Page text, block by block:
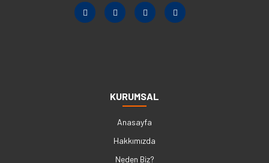
KURUMSAL
Anasayfa
Hakkımızda
Neden Biz?